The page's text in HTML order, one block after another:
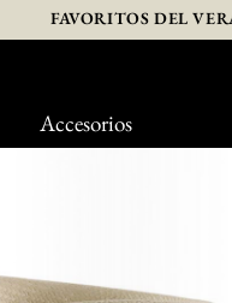
Accesorios
FAVORITOS DEL